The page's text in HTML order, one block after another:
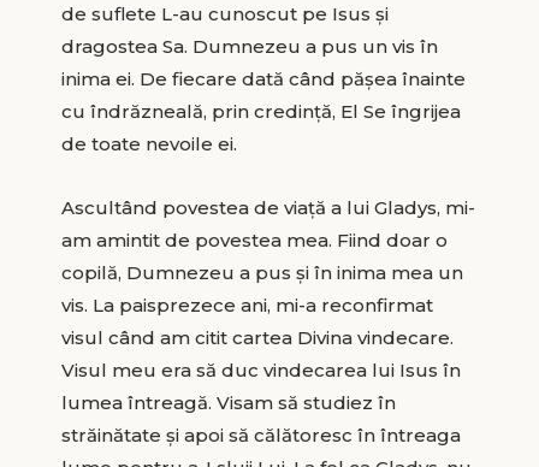
de suflete L-au cunoscut pe Isus şi
dragostea Sa. Dumnezeu a pus un vis în
inima ei. De fiecare dată când păşea înainte
cu îndrăzneală, prin credinţă, El Se îngrijea
de toate nevoile ei.
Ascultând povestea de viaţă a lui Gladys, mi-
am amintit de povestea mea. Fiind doar o
copilă, Dumnezeu a pus şi în inima mea un
vis. La paisprezece ani, mi-a reconfirmat
visul când am citit cartea Divina vindecare.
Visul meu era să duc vindecarea lui Isus în
lumea întreagă. Visam să studiez în
străinătate şi apoi să călătoresc în întreaga